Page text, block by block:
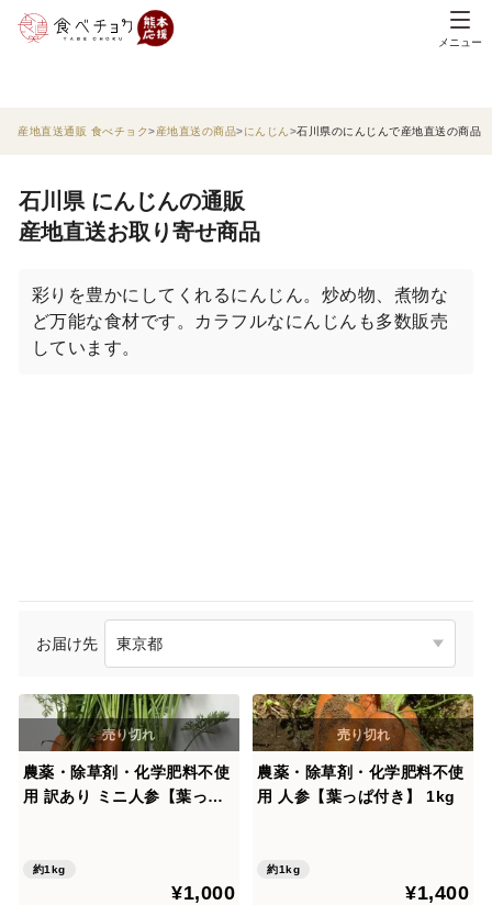
メニュー
産地直送通販 食べチョク 産地直送の商品 にんじん 石川県のにんじんで産地直送の商品
石川県 にんじんの通販
産地直送お取り寄せ商品
彩りを豊かにしてくれるにんじん。炒め物、煮物な
ど万能な食材です。カラフルなにんじんも多数販売
しています。
お届け先
農薬・除草剤・化学肥料不使
用 訳あり ミニ人参【葉っぱ
約1kg
¥1,000
農薬・除草剤・化学肥料不使
用 人参【葉っぱ付き】 1kg
約1kg
¥1,400